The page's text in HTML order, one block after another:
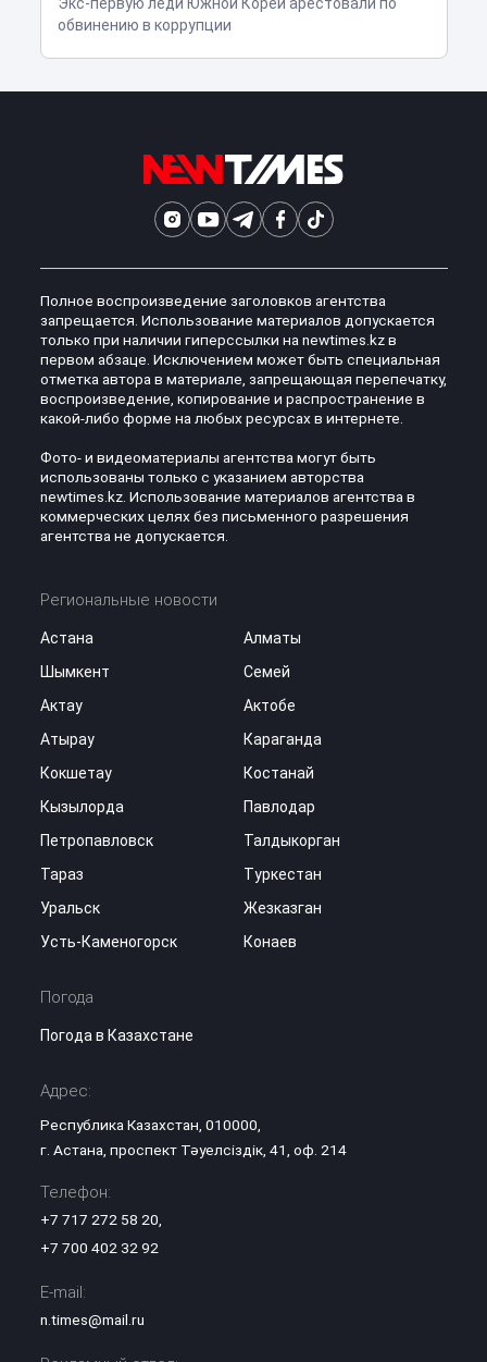
Экс-первую леди Южной Кореи арестовали по
обвинению в коррупции
Полное воспроизведение заголовков агентства
запрещается. Использование материалов допускается
только при наличии гиперссылки на newtimes.kz в
первом абзаце. Исключением может быть специальная
отметка автора в материале, запрещающая перепечатку,
воспроизведение, копирование и распространение в
какой-либо форме на любых ресурсах в интернете.
Фото- и видеоматериалы агентства могут быть
использованы только с указанием авторства
newtimes.kz. Использование материалов агентства в
коммерческих целях без письменного разрешения
агентства не допускается.
Региональные новости
Астана
Алматы
Шымкент
Семей
Актау
Актобе
Атырау
Караганда
Кокшетау
Костанай
Кызылорда
Павлодар
Петропавловск
Талдыкорган
Тараз
Туркестан
Уральск
Жезказган
Усть-Каменогорск
Конаев
Погода
Погода в Казахстане
Адрес:
Республика Казахстан, 010000,
г. Астана, проспект Тәуелсіздік, 41, оф. 214
Телефон:
+7 717 272 58 20,
+7 700 402 32 92
E-mail:
n.times@mail.ru